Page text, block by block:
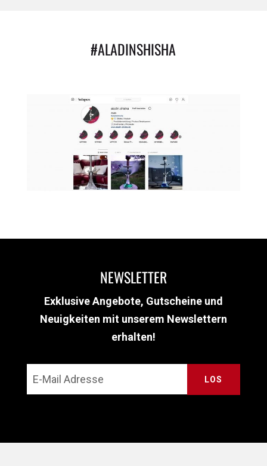
#ALADINSHISHA
NEWSLETTER
Exklusive Angebote, Gutscheine und
Neuigkeiten mit unserem Newslettern
erhalten!
LOS